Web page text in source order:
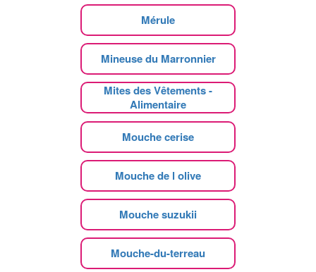
Mérule
Mineuse du Marronnier
Mites des Vêtements -
Alimentaire
Mouche cerise
Mouche de l olive
Mouche suzukii
Mouche-du-terreau